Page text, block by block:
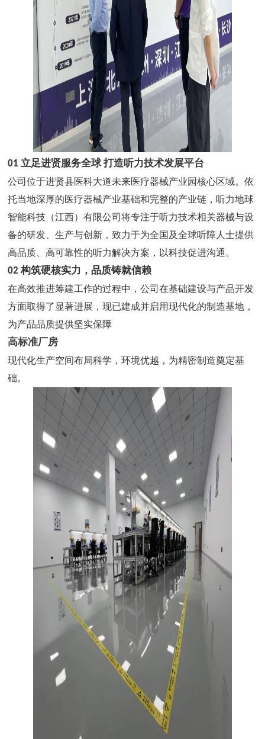
01 立足进贤服务全球 打造听力技术发展平台
公司位于进贤县医科大道未来医疗器械产业园核心区域。依
托当地深厚的医疗器械产业基础和完整的产业链，听力地球
智能科技（江西）有限公司将专注于听力技术相关器械与设
备的研发、生产与创新，致力于为全国及全球听障人士提供
高品质、高可靠性的听力解决方案，以科技促进沟通。
02 构筑硬核实力，品质铸就信赖
在高效推进筹建工作的过程中，公司在基础建设与产品开发
方面取得了显著进展，现已建成并启用现代化的制造基地，
为产品品质提供坚实保障
高标准厂房
现代化生产空间布局科学，环境优越，为精密制造奠定基
础。